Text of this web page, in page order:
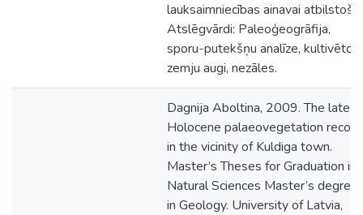
lauksaimniecības ainavai atbilstošu.
Atslēgvārdi: Paleoģeogrāfija,
sporu-putekšņu analīze, kultivēto
zemju augi, nezāles.
Dagnija Aboltina, 2009. The late
Holocene palaeovegetation
in the vicinity of Kuldiga town.
Master’s Theses for Graduation in
Natural Sciences Master’s degree
in Geology. University of Latvia,